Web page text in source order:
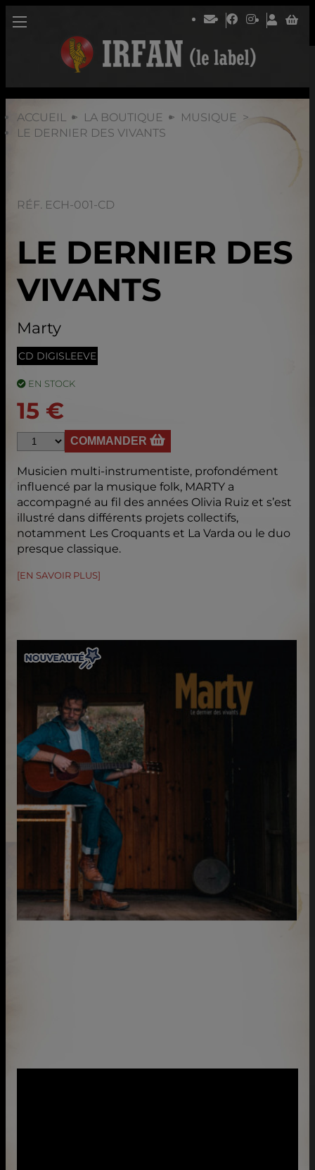
ACCUEIL LA BOUTIQUE
MUSIQUE
LE DERNIER DES VIVANTS
RÉF. ECH-001-CD
LE DERNIER DES
VIVANTS
Marty
CD DIGISLEEVE
EN STOCK
15 €
COMMANDER
Musicien multi-instrumentiste, profondément
influencé par la musique folk, MARTY a
accompagné au fil des années Olivia Ruiz et s’est
illustré dans différents projets collectifs,
notamment Les Croquants et La Varda ou le duo
presque classique.
[EN SAVOIR PLUS]